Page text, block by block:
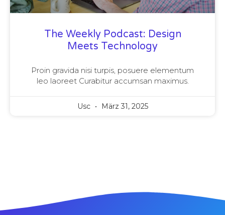
The Weekly Podcast: Design
Meets Technology
Proin gravida nisi turpis, posuere elementum
leo laoreet Curabitur accumsan maximus.
Usc März 31, 2025